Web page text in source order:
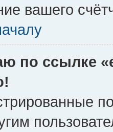
вашего
по ссылке